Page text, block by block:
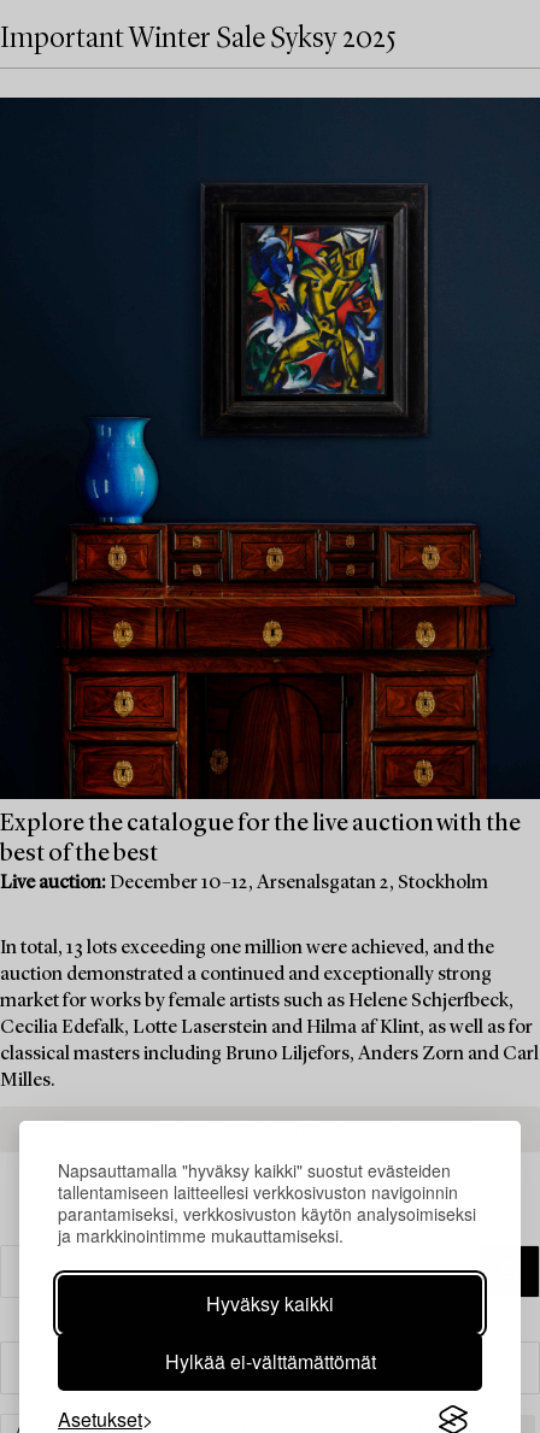
Napsauttamalla "hyväksy kaikki" suostut evästeiden
tallentamiseen laitteellesi verkkosivuston navigoinnin
parantamiseksi, verkkosivuston käytön analysoimiseksi
ja markkinointimme mukauttamiseksi.
Hyväksy kaikki
Hylkää ei-välttämättömät
Asetukset
Important Winter Sale Syksy 2025
Explore the catalogue for the live auction with the
best of the best
Live auction: December 10–12, Arsenalsgatan 2, Stockholm
In total, 13 lots exceeding one million were achieved, and the
auction demonstrated a continued and exceptionally strong
market for works by female artists such as Helene Schjerfbeck,
Cecilia Edefalk, Lotte Laserstein and Hilma af Klint, as well as for
classical masters including Bruno Liljefors, Anders Zorn and Carl
Milles.
Suodatin